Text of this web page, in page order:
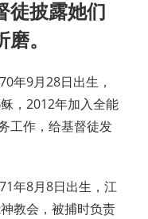
徒披露她们
。
年9月28日出生，
，2012年加入全能
工作，给基督徒发
年8月8日出生，江
教会，被捕时负责